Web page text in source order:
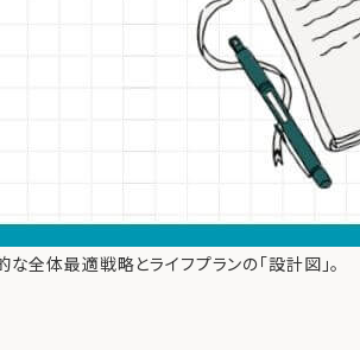
全体最適戦略とライフプランの「設計図」。